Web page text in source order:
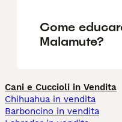
Come
Malamute?
Cani e Cuccioli in Vendita
Chihuahua in vendita
Barboncino in vendita